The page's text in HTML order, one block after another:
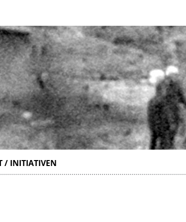
/ INITIATIVEN